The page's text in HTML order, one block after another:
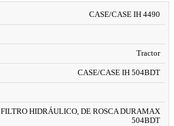
CASE/CASE IH 4490
Tractor
CASE/CASE IH 504BDT
FILTRO HIDRÁULICO, DE ROSCA DURAMAX
504BDT